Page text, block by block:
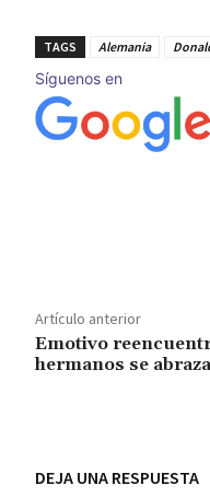
TAGS Alemania
Síguenos en
Artículo anterior
Emotivo
hermanos se
DEJA UNA RESPUESTA